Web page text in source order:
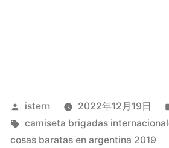
Publicado
por
istern 2022年12月19日
Etiquetas:
camiseta brigadas
cosas baratas en argentina 2019